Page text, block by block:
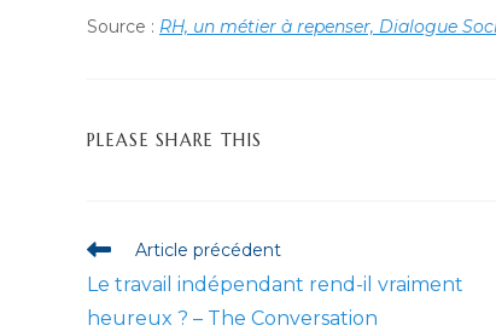
Source : RH, un métier à repenser, Dialogue
PLEASE SHARE THIS
Read
articles
Article précédent
Le travail indépendant rend-il vraiment
heureux ? – The Conversation